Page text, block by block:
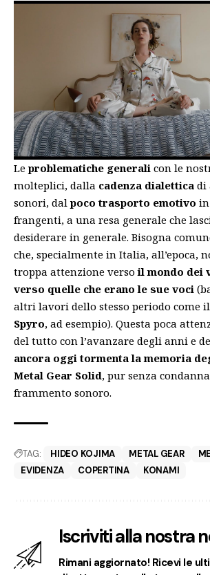
Leproblematiche generali con le
molteplici, dalla cadenza dialettica di
sonori, dal poco trasporto emotivo
frangenti, a una resa generale che
desiderare in generale. Bisogna
che, specialmente in Italia, all’epoca,
troppa attenzione versoil mondo dei
verso quelle che erano le sue voci
altri lavori dello stesso periodo come
Spyro, ad esempio). Questa poca
del tutto con l’avanzare degli anni e
ancora oggi tormenta la memoria
Metal Gear Solid, pur senza
frammento sonoro.
TAG: HIDEO KOJIMA METAL GEAR
EVIDENZA
COPERTINA KONAMI
Iscriviti alla nostra
Rimani aggiornato! Ricevi le